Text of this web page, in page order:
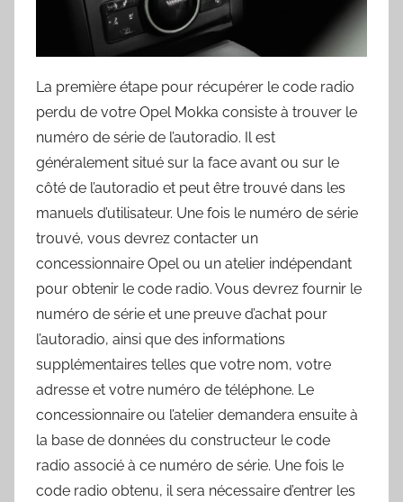
La première étape pour récupérer le code radio
perdu de votre Opel Mokka consiste à trouver le
numéro de série de l’autoradio. Il est
généralement situé sur la face avant ou sur le
côté de l’autoradio et peut être trouvé dans les
manuels d’utilisateur. Une fois le numéro de série
trouvé, vous devrez contacter un
concessionnaire Opel ou un atelier indépendant
pour obtenir le code radio. Vous devrez fournir le
numéro de série et une preuve d’achat pour
l’autoradio, ainsi que des informations
supplémentaires telles que votre nom, votre
adresse et votre numéro de téléphone. Le
concessionnaire ou l’atelier demandera ensuite à
la base de données du constructeur le code
radio associé à ce numéro de série. Une fois le
code radio obtenu, il sera nécessaire d’entrer les